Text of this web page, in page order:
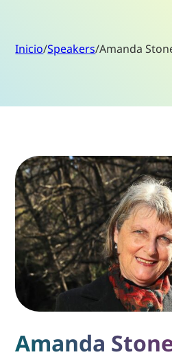
Inicio/Speakers/Amanda
Amanda